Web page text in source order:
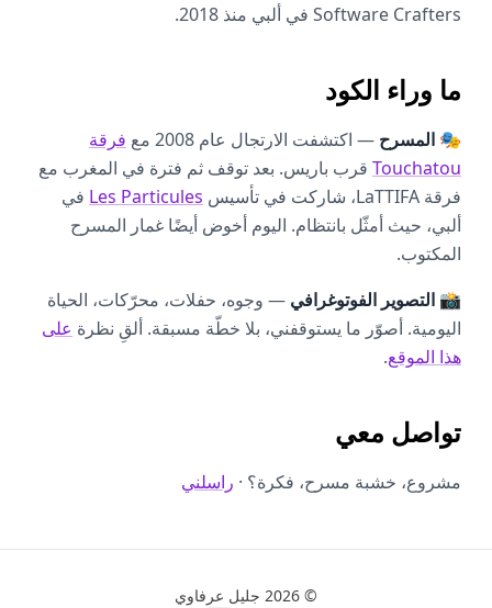
Software Crafters في ألبي منذ 2018.
ما وراء الكود
🎭 المسرح — اكتشفت الارتجال عام 2008 مع
فرقة
Touchatou قرب باريس. بعد توقف ثم فترة في المغرب مع
فرقة LaTTIFA، شاركت في تأسيس
Les Particules في
ألبي، حيث أمثّل بانتظام. اليوم أخوض أيضًا غمار المسرح
المكتوب.
📸 التصوير الفوتوغرافي — وجوه، حفلات، محرّكات، الحياة
اليومية. أصوّر ما يستوقفني، بلا خطّة مسبقة. ألقِ نظرة على
هذا الموقع.
تواصل معي
مشروع، خشبة مسرح، فكرة؟ · راسلني
© 2026 جليل عرفاوي